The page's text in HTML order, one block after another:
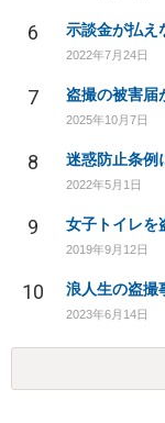
6 示談金が払え
2022年7月24日
7 盗撮の被害届
2025年10月7日
8 迷惑防止条例
2022年5月1日
9
2019年9月12日
10
2023年6月14日